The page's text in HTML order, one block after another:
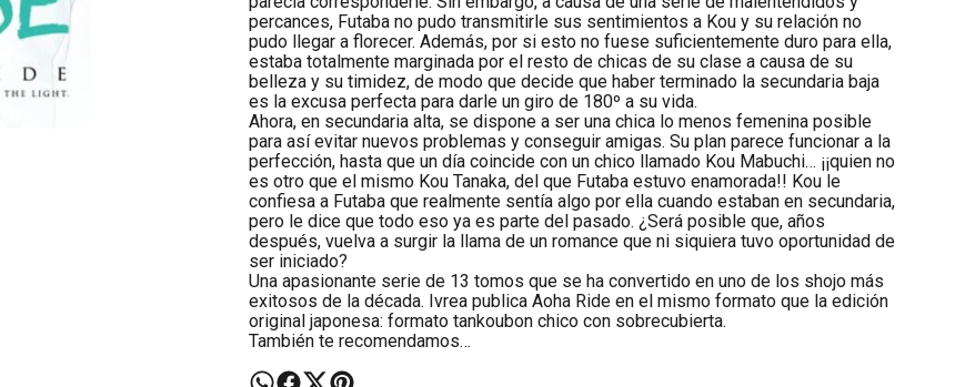
percances, Futaba no pudo transmitirle sus sentimientos a Kou y su relación no
pudo llegar a florecer. Además, por si esto no fuese suficientemente duro para ella,
estaba totalmente marginada por el resto de chicas de su clase a causa de su
belleza y su timidez, de modo que decide que haber terminado la secundaria baja
es la excusa perfecta para darle un giro de 180º a su vida.
Ahora, en secundaria alta, se dispone a ser una chica lo menos femenina posible
para así evitar nuevos problemas y conseguir amigas. Su plan parece funcionar a la
perfección, hasta que un día coincide con un chico llamado Kou Mabuchi… ¡¡quien no
es otro que el mismo Kou Tanaka, del que Futaba estuvo enamorada!! Kou le
confiesa a Futaba que realmente sentía algo por ella cuando estaban en secundaria,
pero le dice que todo eso ya es parte del pasado. ¿Será posible que, años
después, vuelva a surgir la llama de un romance que ni siquiera tuvo oportunidad de
ser iniciado?
Una apasionante serie de 13 tomos que se ha convertido en uno de los shojo más
exitosos de la década. Ivrea publica Aoha Ride en el mismo formato que la edición
original japonesa: formato tankoubon chico con sobrecubierta.
También te recomendamos…